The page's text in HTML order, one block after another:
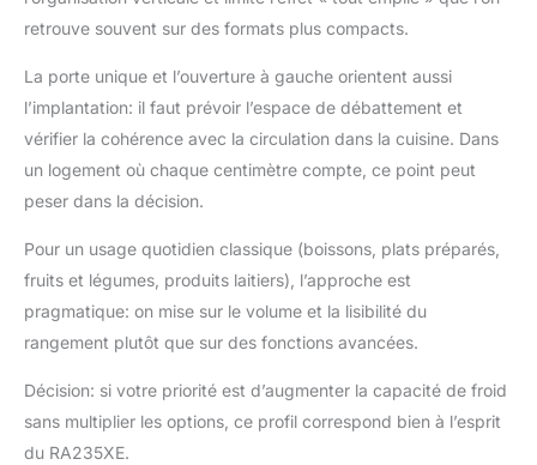
bac à légumes intégrés
pour une conservation
frais. Porte réversible
avec poignée intégrée
pour une flexibilité
d'installation maximale.
Pieds réglables en
sur tous types de sols.
Dégivrage automatique
pour un entretien
facilité et un
Thermostat mécanique
permettant un réglage
précis de la
retrouve souvent sur des formats plus compacts.
La porte unique et l’ouverture à gauche orientent aussi
l’implantation: il faut prévoir l’espace de débattement et
vérifier la cohérence avec la circulation dans la cuisine. Dans
un logement où chaque centimètre compte, ce point peut
peser dans la décision.
Pour un usage quotidien classique (boissons, plats préparés,
fruits et légumes, produits laitiers), l’approche est
pragmatique: on mise sur le volume et la lisibilité du
rangement plutôt que sur des fonctions avancées.
Décision: si votre priorité est d’augmenter la capacité de froid
sans multiplier les options, ce profil correspond bien à l’esprit
du RA235XE.